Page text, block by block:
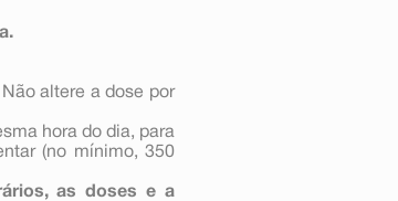
altere a dose por
hora do dia, para
(no mínimo, 350
as doses e a